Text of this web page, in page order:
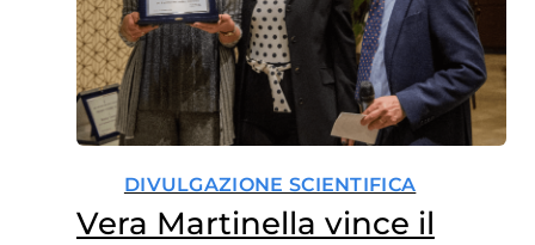
DIVULGAZIONE SCIENTIFICA
Vera Martinella vince il